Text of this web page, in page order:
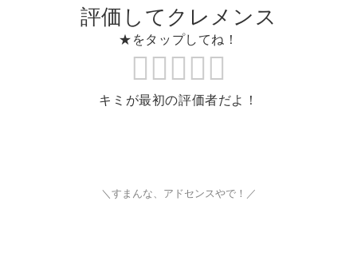
評価してクレメンス
★をタップしてね！
キミが最初の評価者だよ！
＼すまんな、アドセンスやで！／